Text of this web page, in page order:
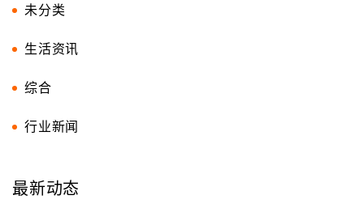
未分类
生活资讯
综合
行业新闻
最新动态